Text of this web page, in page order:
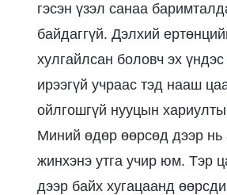
гэсэн үзэл санаа
байдаггүй. Дэлхий
хулгайлсан боловч эх
ирээгүй учраас тэд нааш
ойлгошгүй нууцын
Миний өдөр өөрсөд дээр нь
жинхэнэ утга учир юм. Тэр
дээр байх хугацаанд